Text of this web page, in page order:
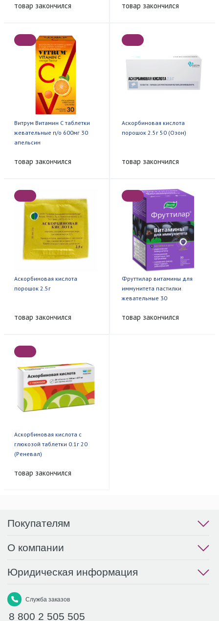
товар закончился товар закончился
Витрум Витамин С таблетки
жевательные п/о 600мг 30
апельсин
товар закончился
Аскорбиновая кислота
порошок 2.5г 50 (Озон)
товар закончился
Аскорбиновая кислота
порошок 2.5г
товар закончился
Фруттилар витамины для
иммунитета пастилки
жевательные 30
товар закончился
Аскорбиновая кислота с
глюкозой таблетки 0.1г 20
(Реневал)
товар закончился
Покупателям
О компании
Юридическая информация
Служба заказов
8 800 2 505 505